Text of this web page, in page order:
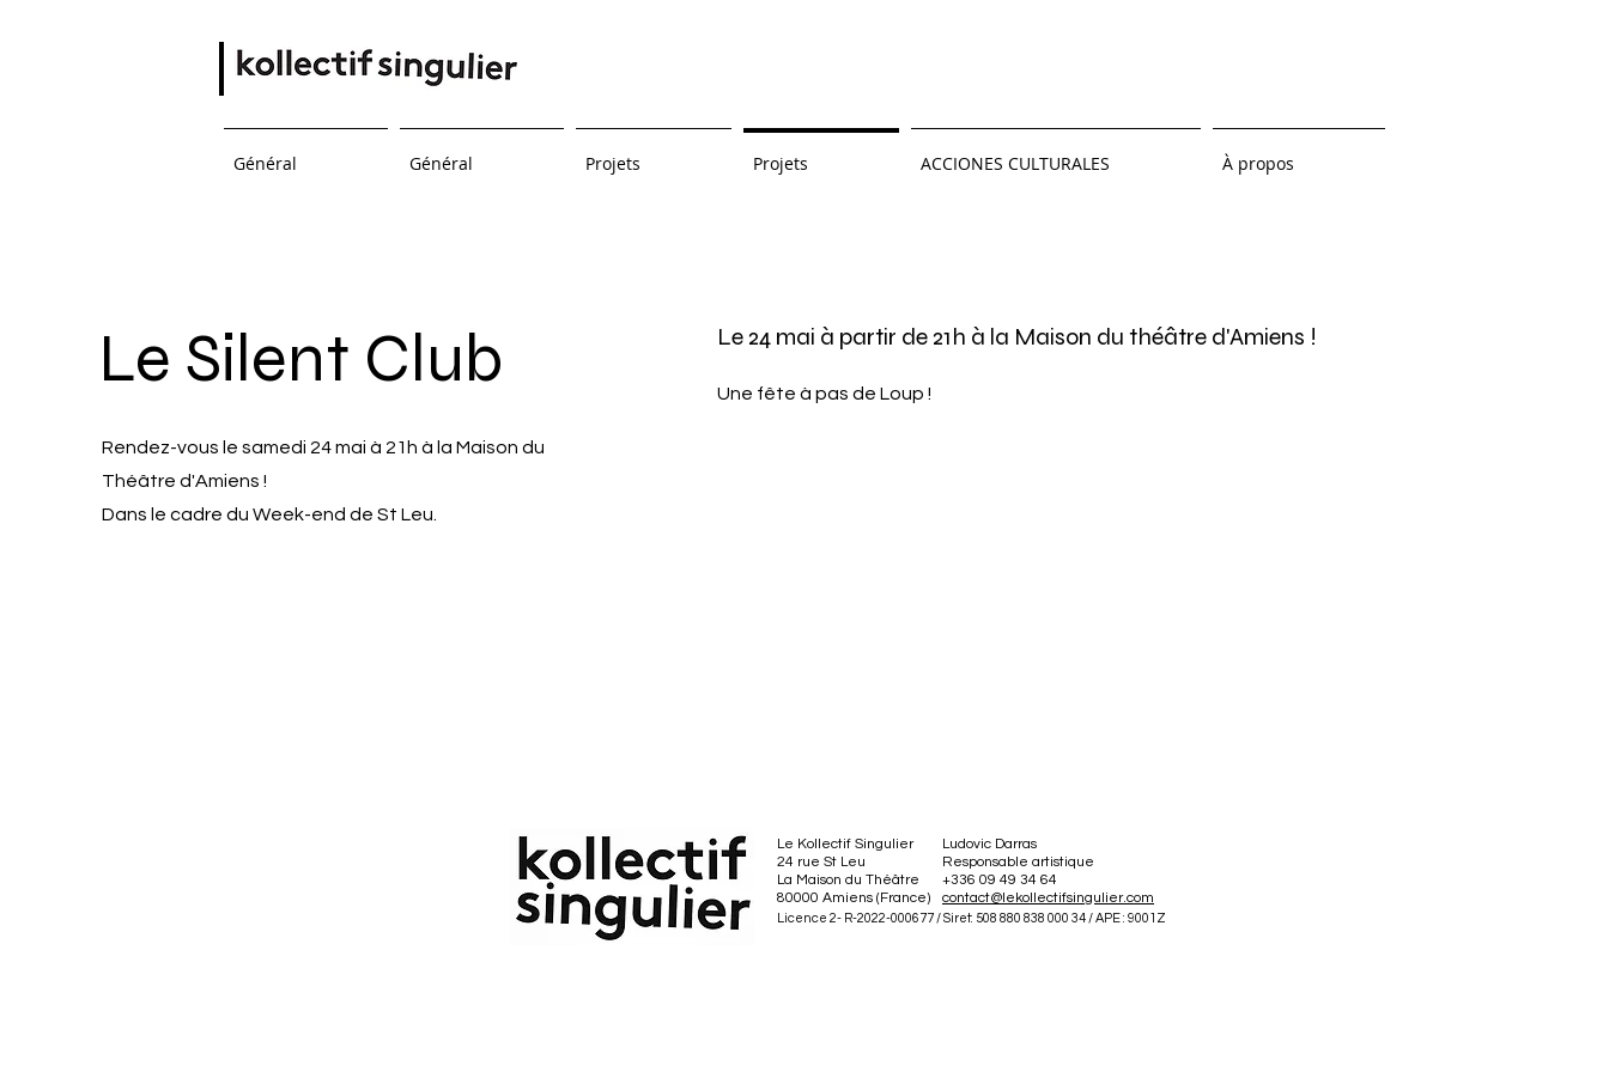
Général Général Projets Projets ACCIONES CULTURALES À propos
Le Silent Club
Rendez-vous le samedi 24 mai à 21h à la Maison du
Théâtre d'Amiens !
Dans le cadre du Week-end de St Leu.
Le 24 mai à partir de 21h à la Maison du théâtre d'Amiens !
Une fête à pas de Loup !
Le Kollectif Singulier
24 rue St Leu
La Maison du Théâtre
80000 Amiens (France)
Ludovic Darras
Responsable artistique
+336 09 49 34 64
contact@lekollectifsingulier.com
Licence 2- R-2022-000677 / Siret: 508 880 838 000 34 /APE : 9001Z